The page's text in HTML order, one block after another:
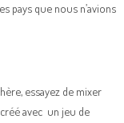
pays que nous n’avions
essayez de mixer
avec un jeu de